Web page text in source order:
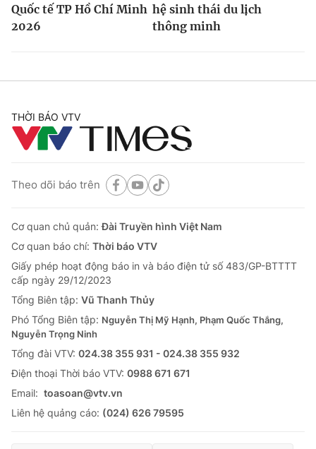
Quốc tế TP Hồ Chí Minh
2026
hệ sinh thái du lịch
thông minh
THỜI BÁO VTV
Theo dõi báo trên
Cơ quan chủ quản:Đài Truyền hình Việt Nam
Cơ quan báo chí: Thời báo VTV
Giấy phép hoạt động báo in và báo điện tử số 483/GP-BTTTT
cấp ngày 29/12/2023
Tổng Biên tập: Vũ Thanh Thủy
Phó Tổng Biên tập: Nguyễn Thị Mỹ Hạnh, Phạm Quốc Thắng,
Nguyễn Trọng Ninh
Tổng đài VTV: 024.38 355 931 - 024.38 355 932
Ðiện thoại Thời báo VTV: 0988 671 671
Email: toasoan@vtv.vn
Liên hệ quảng cáo: (024) 626 79595